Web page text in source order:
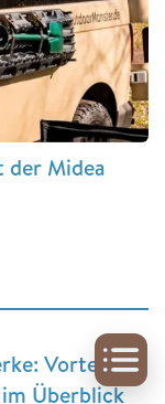
der Midea
Vorteile
Überblick